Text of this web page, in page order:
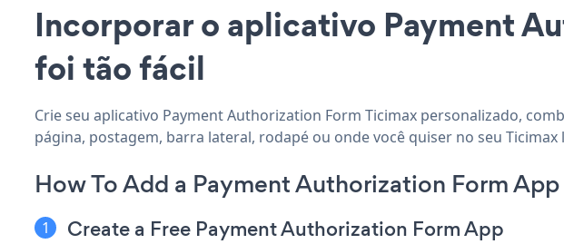
Incorporar o aplicativo Payment
foi tão fácil
Crie seu aplicativo Payment Authorization Form Ticimax personalizado,
página, postagem, barra lateral, rodapé ou onde você quiser no seu Ticimax
How To Add a Payment Authorization Form
Create a Free Payment Authorization Form App